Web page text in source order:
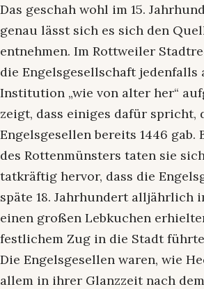
Das geschah wohl im 15.
genau lässt sich es sich den
entnehmen. Im Rottweiler
die Engelsgesellschaft jedenfalls
Institution „wie von alter her“
zeigt, dass einiges dafür spricht,
Engelsgesellen bereits 1446 gab.
des Rottenmünsters taten sie
tatkräftig hervor, dass die
späte 18. Jahrhundert alljährlich
einen großen Lebkuchen
festlichem Zug in die Stadt
Die Engelsgesellen waren, wie
allem in ihrer Glanzzeit nach